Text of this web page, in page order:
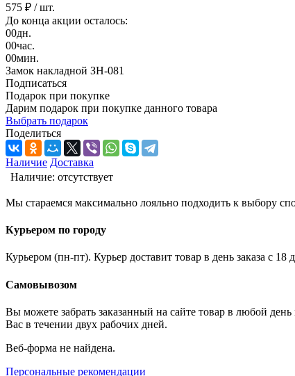
575 ₽ / шт.
До конца акции осталось:
00дн.
00час.
00мин.
Замок накладной ЗН-081
Подписаться
Подарок при покупке
Дарим подарок при покупке данного товара
Выбрать подарок
Поделиться
Наличие Доставка
Наличие: отсутствует
Мы стараемся максимально лояльно подходить к выбору
Курьером по городу
Курьером (пн-пт). Курьер доставит товар в день заказа с
Самовывозом
Вы можете забрать заказанный на сайте товар в любой
Вас в течении двух рабочих дней.
Веб-форма не найдена.
Персональные рекомендации